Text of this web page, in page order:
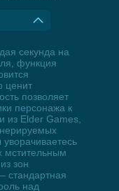
секунда на
функция
ценит
позволяет
персонажа к
из Elder Games,
мстительным
зон
стандартная
над